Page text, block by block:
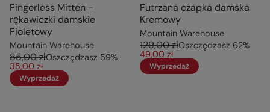
Fingerless Mitten -
rękawiczki damskie
Fioletowy
Mountain Warehouse
85,00 złOszczędzasz 59%
35,00 zł
Wyprzedaż
Futrzana czapka damska
Kremowy
Mountain Warehouse
129,00 złOszczędzasz 62%
49,00 zł
Wyprzedaż